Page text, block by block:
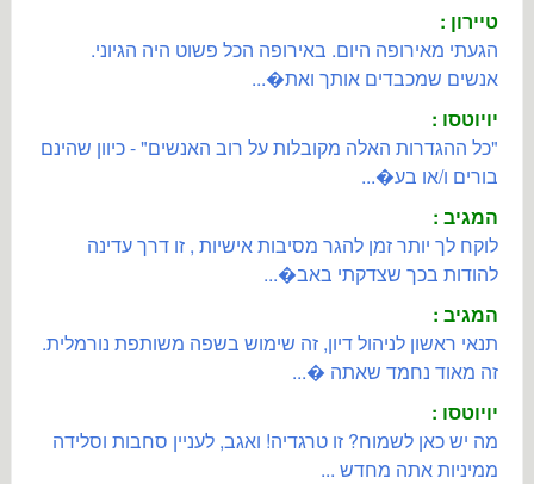
טיירון :
הגעתי מאירופה היום. באירופה הכל פשוט היה הגיוני.
אנשים שמכבדים אותך ואת�...
יויוטסו :
"כל ההגדרות האלה מקובלות על רוב האנשים" - כיוון שהינם
בורים ו/או בע�...
המגיב :
לוקח לך יותר זמן להגר מסיבות אישיות , זו דרך עדינה
להודות בכך שצדקתי באב�...
המגיב :
תנאי ראשון לניהול דיון, זה שימוש בשפה משותפת נורמלית.
זה מאוד נחמד שאתה �...
יויוטסו :
מה יש כאן לשמוח? זו טרגדיה! ואגב, לעניין סחבות וסלידה
ממיניות אתה מחדש ...